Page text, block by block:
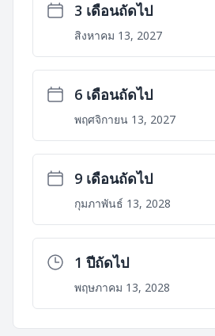
3 เดือนถัดไป
สิงหาคม 13, 2027
6 เดือนถัดไป
พฤศจิกายน 13, 2027
9 เดือนถัดไป
กุมภาพันธ์ 13, 2028
1 ปีถัดไป
พฤษภาคม 13, 2028